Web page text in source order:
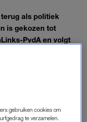
als politiek
is gekozen tot
PvdA en volgt
zich kandidaat heeft
gebruiken cookies om
te verzamelen.